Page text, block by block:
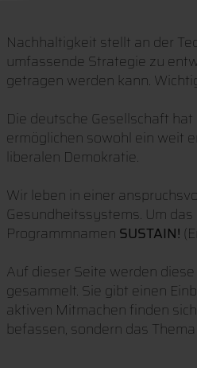
Nachhaltigkeit stellt an der
umfassende Strategie zu
getragen werden kann.
Die deutsche Gesellschaft
ermöglichen sowohl ein weit
liberalen Demokratie.
Wir leben in einer
Gesundheitssystems. Um
Programmnamen SUSTAIN!
Auf dieser Seite werden
gesammelt. Sie gibt einen
aktiven Mitmachen finden
befassen, sondern das